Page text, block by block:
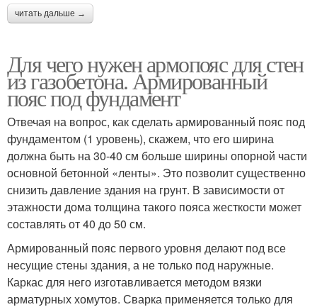
читать дальше →
Для чего нужен армопояс для стен
из газобетона. Армированный
пояс под фундамент
Отвечая на вопрос, как сделать армированный пояс под
фундаментом (1 уровень), скажем, что его ширина
должна быть на 30-40 см больше ширины опорной части
основной бетонной «ленты». Это позволит существенно
снизить давление здания на грунт. В зависимости от
этажности дома толщина такого пояса жесткости может
составлять от 40 до 50 см.
Армированный пояс первого уровня делают под все
несущие стены здания, а не только под наружные.
Каркас для него изготавливается методом вязки
арматурных хомутов. Сварка применяется только для